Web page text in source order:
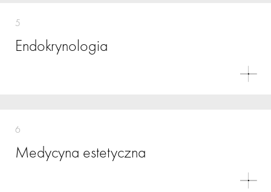
5
Endokrynologia
6
Medycyna estetyczna